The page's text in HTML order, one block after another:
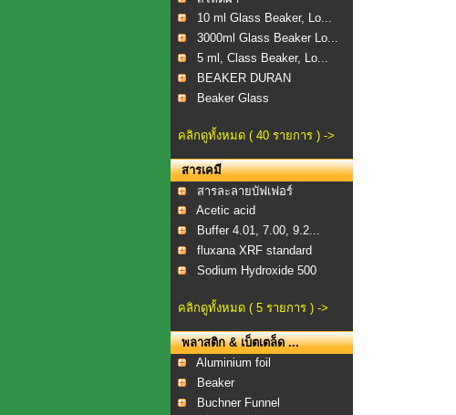
10 ml Glass Beaker, Lo...
3000ml Glass Beaker Lo...
5 ml, Class Beaker, Lo...
BEAKER DURAN
Beaker Glass
คลิกดูทั้งหมด ( 40 รายการ ) ->
สารเคมี
สารละลายบัฟเฟอร์
Acetic acid
Buffer 4.01, 7.00, 9.2...
fluxana XRF standard
Sodium Hydroxide 500
คลิกดูทั้งหมด ( 5 รายการ ) ->
พลาสติก & เบ็ตเตล็ด ...
Aluminium foil
Beaker
Buchner Funnel